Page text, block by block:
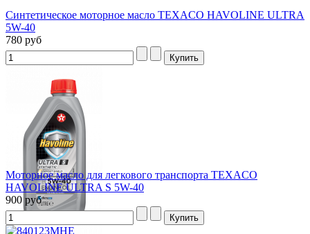
Синтетическое моторное масло TEXACO HAVOLINE ULTRA
5W-40
780 руб
Моторное масло для легкового транспорта TEXACO
HAVOLINE ULTRA S 5W-40
900 руб